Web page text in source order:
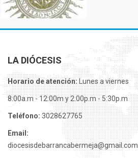
LA DIÓCESIS
Horario de atención:Lunes a viernes
8:00a.m - 12:00m y 2:00p.m - 5:30p.m
Teléfono: 3028627765
Email:
diocesisdebarrancabermeja@gmail.com